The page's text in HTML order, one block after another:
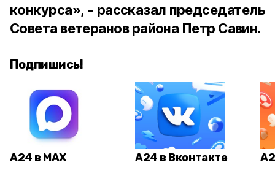
конкурса», - рассказал председатель
Совета ветеранов района Петр Савин.
Подпишись!
А24 в MAX А24 в Вконтакте